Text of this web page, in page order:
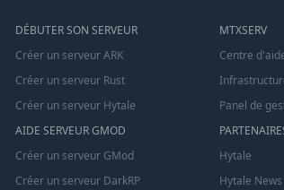
DÉBUTER SON SERVEUR
Créer un serveur ARK
Créer un serveur Rust
Créer un serveur Hytale
AIDE SERVEUR GMOD
Créer un serveur GMod
Créer un serveur DarkRP
MTXSERV
Centre
Panel de
Hytale
Hytale News